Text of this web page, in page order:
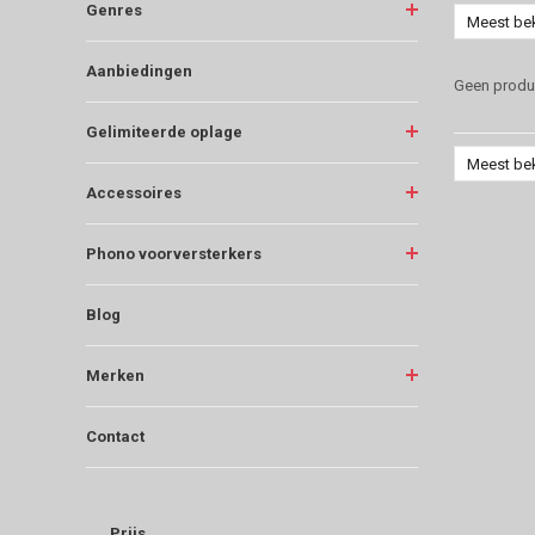
Genres
Aanbiedingen
Gelimiteerde oplage
Accessoires
Phono voorversterkers
Blog
Merken
Contact
Meest
Geen
Meest